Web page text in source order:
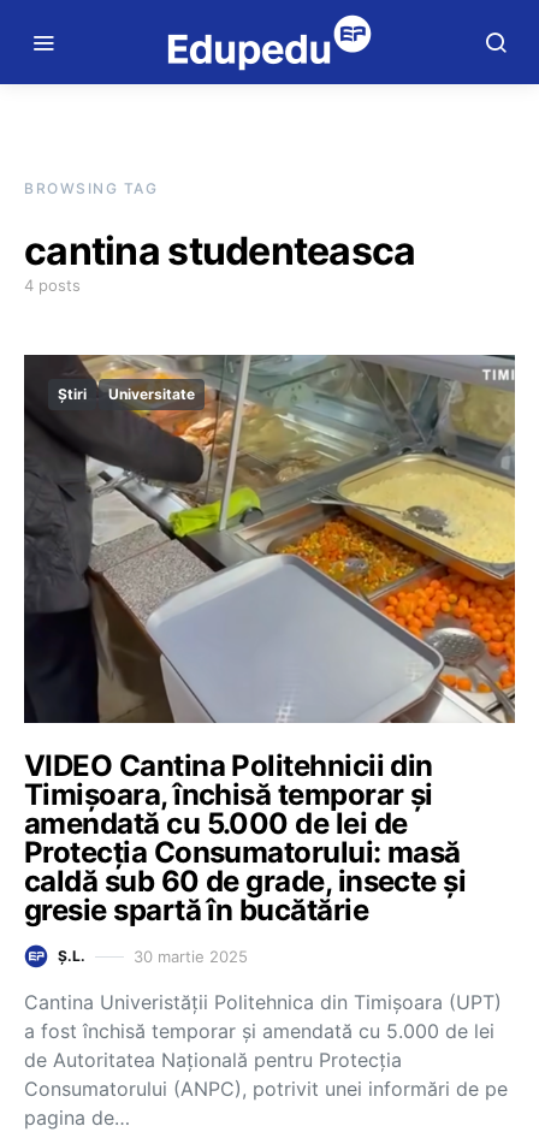
BROWSING TAG
cantina studenteasca
4 posts
Știri Universitate
VIDEO Cantina Politehnicii din
Timișoara, închisă temporar și
amendată cu 5.000 de lei de
Protecția Consumatorului: masă
caldă sub 60 de grade, insecte și
gresie spartă în bucătărie
Ș.L. 30 martie 2025
Cantina Univeristății Politehnica din Timișoara (UPT)
a fost închisă temporar și amendată cu 5.000 de lei
de Autoritatea Națională pentru Protecția
Consumatorului (ANPC), potrivit unei informări de pe
pagina de…